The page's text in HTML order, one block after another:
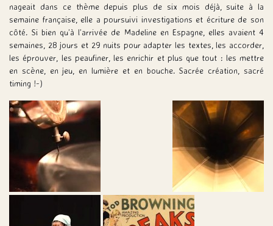
nageait dans ce thème depuis plus de six mois déjà, suite à la
semaine française, elle a poursuivi investigations et écriture de son
côté. Si bien qu’à l’arrivée de Madeline en Espagne, elles avaient 4
semaines, 28 jours et 29 nuits pour adapter les textes, les accorder,
les éprouver, les peaufiner, les enrichir et plus que tout : les mettre
en scène, en jeu, en lumière et en bouche. Sacrée création, sacré
timing !-)